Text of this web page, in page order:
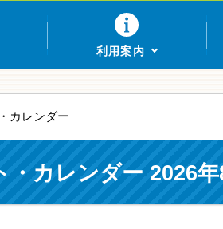
利用案内
カレンダー
・カレンダー 2026年